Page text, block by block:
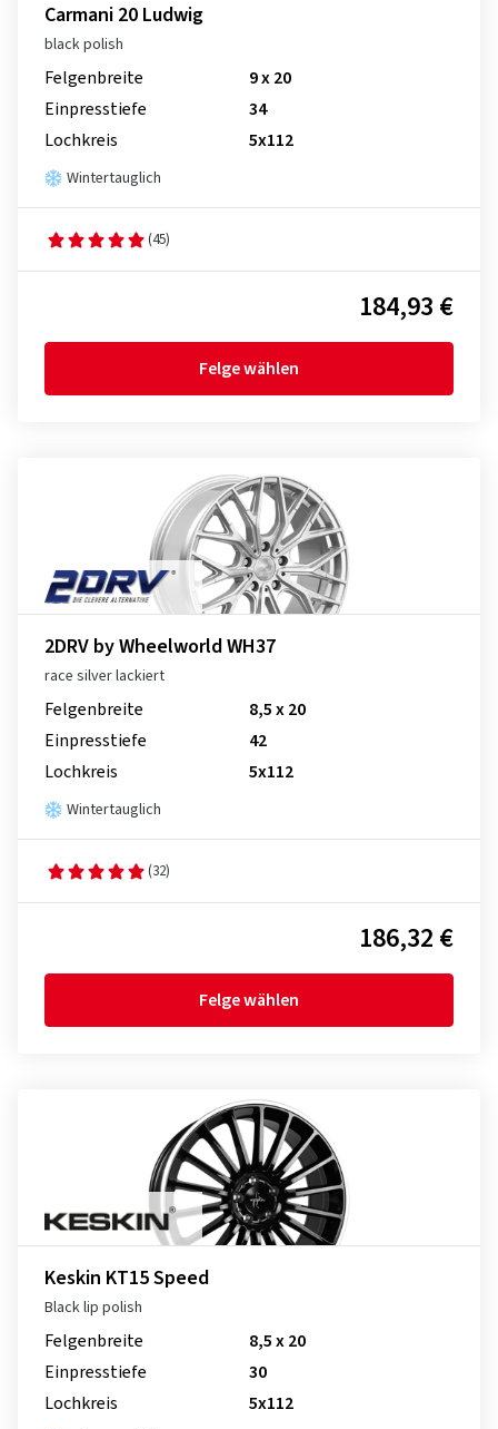
Carmani 20 Ludwig
black polish
Felgenbreite
9 x 20
Einpresstiefe
34
Lochkreis
5x112
Wintertauglich
(45)
184,93 €
Felge wählen
2DRV by Wheelworld WH37
race silver lackiert
Felgenbreite
8,5 x 20
Einpresstiefe
42
Lochkreis
5x112
Wintertauglich
(32)
186,32 €
Felge wählen
Keskin KT15 Speed
Black lip polish
Felgenbreite
8,5 x 20
Einpresstiefe
30
Lochkreis
5x112